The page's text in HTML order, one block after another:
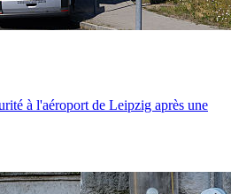
à l'aéroport de Leipzig après une